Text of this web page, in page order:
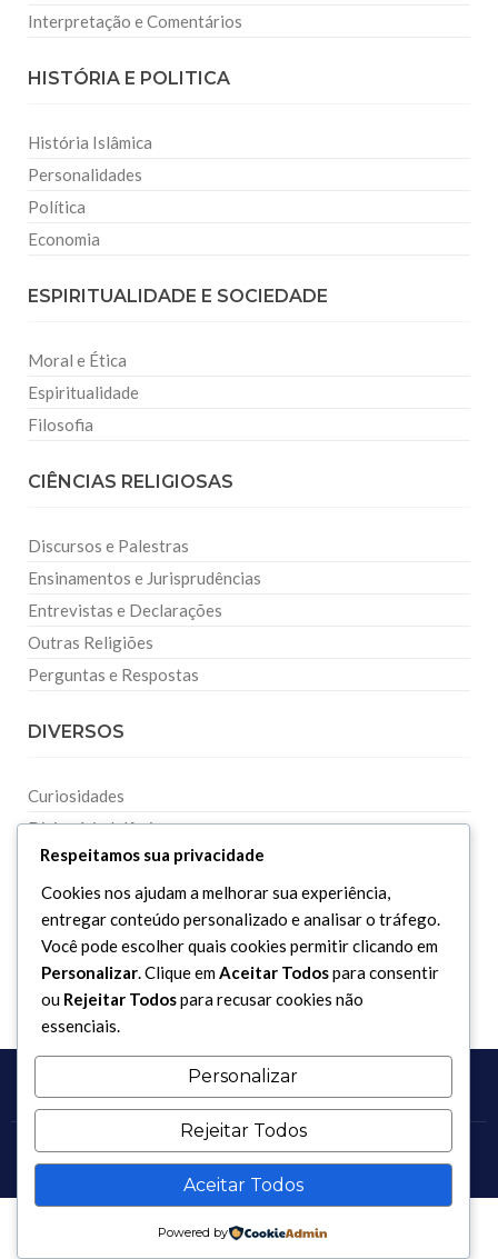
Interpretação e Comentários
HISTÓRIA E POLITICA
História Islâmica
Personalidades
Política
Economia
ESPIRITUALIDADE E SOCIEDADE
Moral e Ética
Espiritualidade
Filosofia
CIÊNCIAS RELIGIOSAS
Discursos e Palestras
Ensinamentos e Jurisprudências
Entrevistas e Declarações
Outras Religiões
Perguntas e Respostas
DIVERSOS
Curiosidades
Dicionário Islâmico
Downloads
Copyright 2017 - 2026 / Todos os direitos reservados.
Respeitamos sua privacidade
Cookies nos ajudam a melhorar sua experiência,
entregar conteúdo personalizado e analisar o tráfego.
Você pode escolher quais cookies permitir clicando em
Personalizar. Clique emAceitar Todospara consentir
ou Rejeitar Todospara recusar cookies não
essenciais.
Personalizar
Rejeitar Todos
Aceitar Todos
Powered by